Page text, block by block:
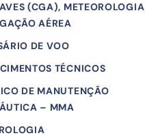
(CGA), METEOROLOGIA
AÉREA
DE VOO
TÉCNICOS
DE MANUTENÇÃO
– MMA